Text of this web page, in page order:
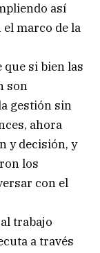
así
marco de la
si bien las
son
gestión sin
ahora
y decisión, y
los
con el
trabajo
a través